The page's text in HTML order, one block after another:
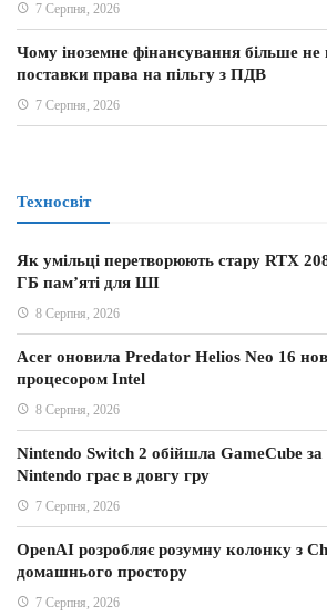
7 Серпня, 2026
Чому іноземне фінансування більше не
поставки права на пільгу з ПДВ
7 Серпня, 2026
Техносвіт
Як умільці перетворюють стару RTX
ГБ пам’яті для ШІ
8 Серпня, 2026
Acer оновила Predator Helios Neo 16
процесором Intel
8 Серпня, 2026
Nintendo Switch 2 обійшла GameCube
Nintendo грає в довгу гру
7 Серпня, 2026
OpenAI розробляє розумну колонку з
домашнього простору
7 Серпня, 2026